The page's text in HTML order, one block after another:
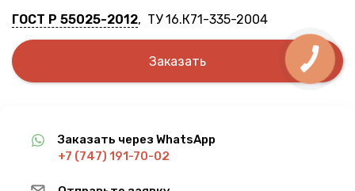
ГОСТ Р 55025-2012, ТУ 16.К71-335-2004
Заказать
Заказать через WhatsApp
+7 (747) 191-70-02